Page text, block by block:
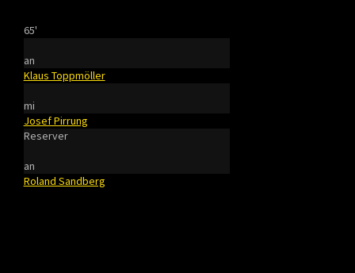
65'
an
Klaus Toppmöller
mi
Josef Pirrung
Reserver
an
Roland Sandberg